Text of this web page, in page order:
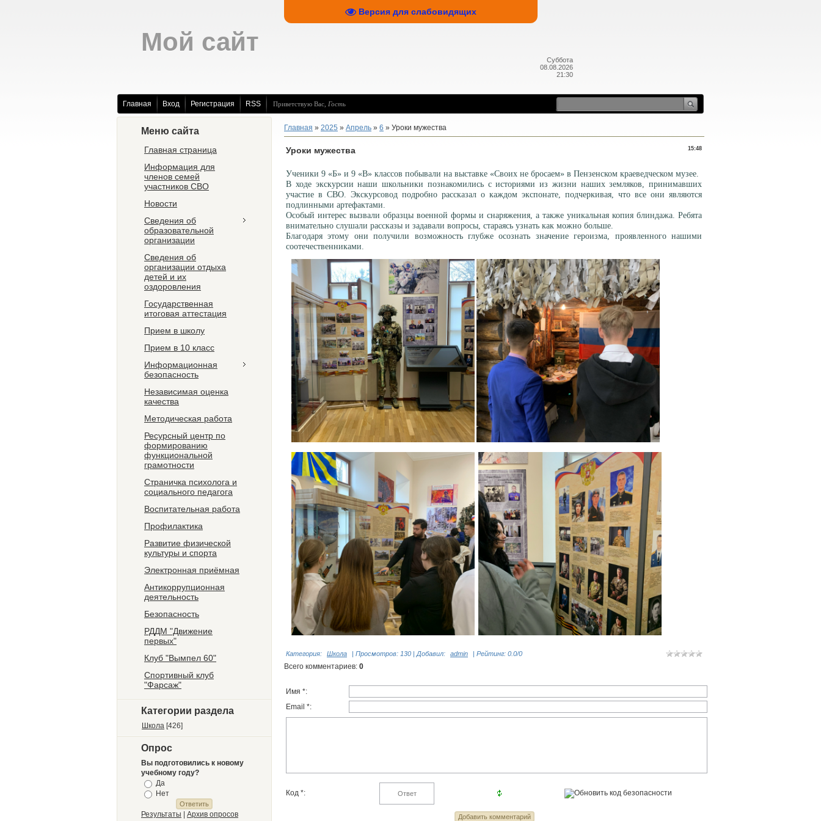
Версия для слабовидящих
Суббота
08.08.2026
21:30
Мой сайт
Главная Вход Регистрация RSS Приветствую Вас Гость
Меню сайта
Главная страница
Информация для
членов семей
участников СВО
Новости
Сведения об
образовательной
организации
Сведения об
организации отдыха
детей и их
оздоровления
Государственная
итоговая аттестация
Прием в школу
Прием в 10 класс
Информационная
безопасность
Независимая оценка
качества
Методическая работа
Ресурсный центр по
формированию
функциональной
грамотности
Страничка психолога и
социального педагога
Воспитательная работа
Профилактика
Развитие физической
культуры и спорта
Электронная приёмная
Антикоррупционная
деятельность
Безопасность
РДДМ "Движение
первых"
Клуб "Вымпел 60"
Спортивный клуб
"Фарсаж"
Категории раздела
Школа [426]
Опрос
Вы подготовились к новому
учебному году?
Да
Нет
Результаты | Архив опросов
Главная » 2025 » Апрель » 6 » Уроки мужества
15:48
Уроки мужества
Ученики 9 «Б» и 9 «В» классов побывали на выставке «Своих не бросаем» в Пензенском краеведческом музее.
В ходе экскурсии наши школьники познакомились с историями из жизни наших земляков, принимавших
участие в СВО. Экскурсовод подробно рассказал о каждом экспонате, подчеркивая, что все они являются
подлинными артефактами.
Особый интерес вызвали образцы военной формы и снаряжения, а также уникальная копия блиндажа. Ребята
внимательно слушали рассказы и задавали вопросы, стараясь узнать как можно больше.
Благодаря этому они получили возможность глубже осознать значение героизма, проявленного нашими
соотечественниками.
Категория: Школа | Просмотров: 130 | Добавил: admin | Рейтинг: 0.0/0
Всего комментариев: 0
Имя *:
Email *:
Код *: